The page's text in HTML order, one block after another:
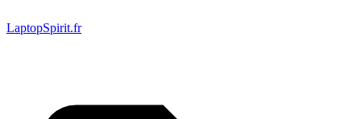
LaptopSpirit.fr